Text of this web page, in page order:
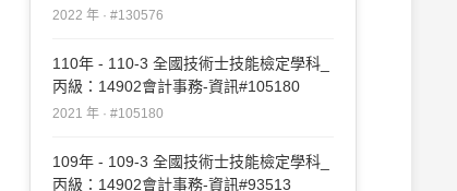
#130576
2022 年 · #130576
110年 - 110-3 全國技術士技能檢定學科_
丙級：14902會計事務-資訊#105180
2021 年 · #105180
109年 - 109-3 全國技術士技能檢定學科_
丙級：14902會計事務-資訊#93513